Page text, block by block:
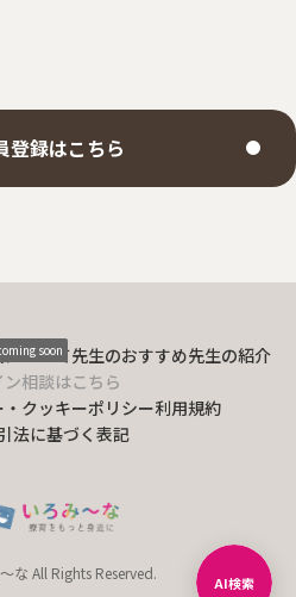
登録はこちら
について先生のおすすめ先生の紹介
相談はこちら
soon
クッキーポリシー利用規約
法に基づく表記
な All Rights Reserved. AI検索